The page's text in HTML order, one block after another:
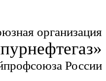
организация
России